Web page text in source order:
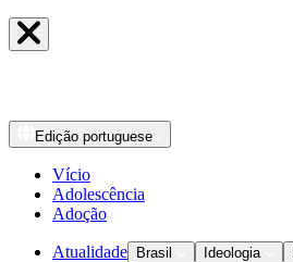
Edição portuguese
Vício
Adolescência
Adoção
Atualidade Brasil Ideologia